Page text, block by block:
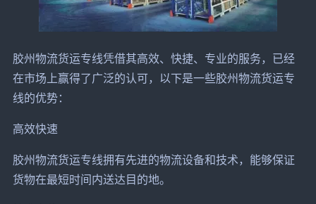
胶州物流货运专线凭借其高效、快捷、专业的服务，已经
在市场上赢得了广泛的认可，以下是一些胶州物流货运专
线的优势：
高效快速
胶州物流货运专线拥有先进的物流设备和技术，能够保证
货物在最短时间内送达目的地。